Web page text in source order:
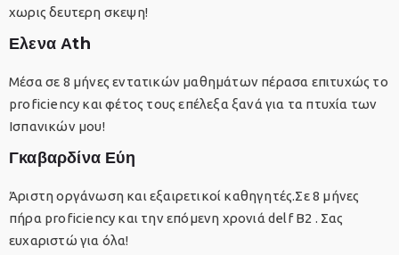
χωρις δευτερη σκεψη!
Ελενα Αth
Μέσα σε 8 μήνες εντατικών μαθημάτων πέρασα επιτυχώς το
proficiency και φέτος τους επέλεξα ξανά για τα πτυχία των
Ισπανικών μου!
Γκαβαρδίνα Εύη
Άριστη οργάνωση και εξαιρετικοί καθηγητές.Σε 8 μήνες
πήρα proficiency και την επόμενη χρονιά delf B2 . Σας
ευχαριστώ για όλα!